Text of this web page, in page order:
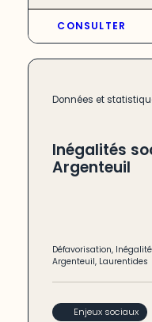
CONSULTER
Données et
Inégalités
Argenteuil
Défavorisation,
Argenteuil, Laurentides
Enjeux sociaux